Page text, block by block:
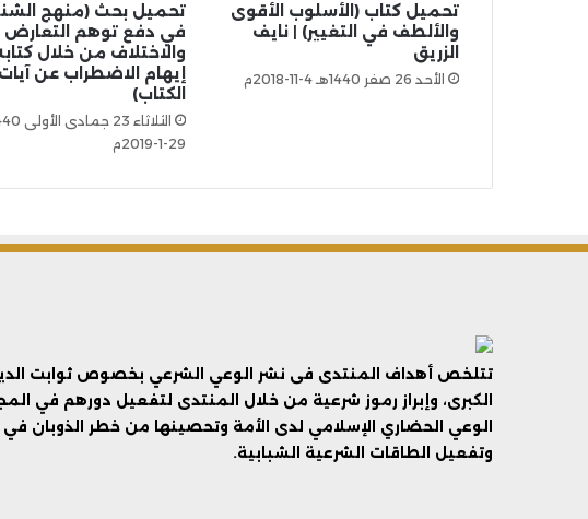
تحميل كتاب (الأسلوب الأقوى
والألطف في التغيير) | نايف
الزريق
الأحد 26 صفر 1440هـ 4-11-2018م
تحميل بحث (منهج
في دفع توهم التعارض
والاختلاف من خلال
إيهام الاضطراب عن آيات
الكتاب)
29-1-2019م
تتلخص أهداف المنتدى فى نشر الوعي الشرعي بخصوص ثوابت
الكبرى، وإبراز رموز شرعية من خلال المنتدى لتفعيل دورهم في
الوعي الحضاري الإسلامي لدى الأمة وتحصينها من خطر الذوبان في
وتفعيل الطاقات الشرعية الشبابية.